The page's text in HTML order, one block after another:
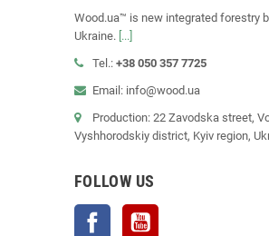
Wood.ua™ is new integrated forestry
Ukraine. [...]
Tel.: +38 050 357 7725
Email: info@wood.ua
Production: 22 Zavodska street,
Vyshhorodskiy district, Kyiv region,
FOLLOW US
Facebook